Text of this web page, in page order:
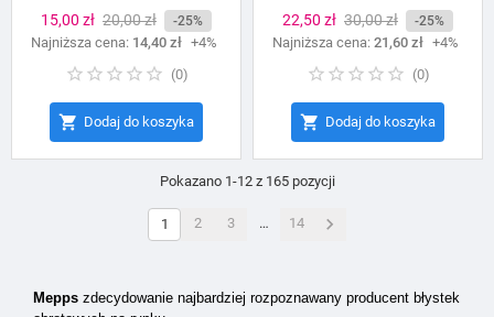
Cena
15,00 zł Cena
podstawowa
20,00 zł -25%
Najniższa cena: 14,40 zł +4%
(0)
 Dodaj do koszyka
Cena
22,50 zł Cena
podstawowa
30,00 zł -25%
Najniższa cena: 21,60 zł +4%
(0)
 Dodaj do koszyka
Pokazano 1-12 z 165 pozycji
1 2 3 … 14 
Mepps zdecydowanie najbardziej rozpoznawany producent błystek